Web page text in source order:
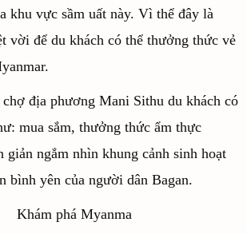
khu vực sầm uất này. Vì thể đây là
vời để du khách có thể thưởng thức vẻ
địa phương Mani Sithu du khách có
mua sắm, thưởng thức ẩm thực
giản ngắm nhìn khung cảnh sinh hoạt
bình yên của người dân Bagan.